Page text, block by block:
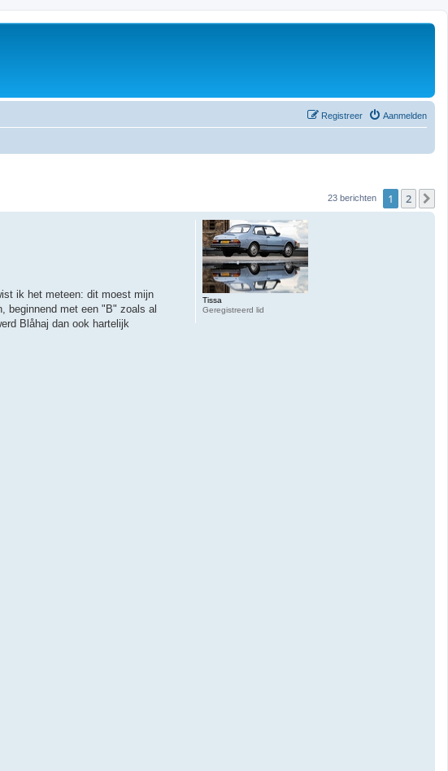
Aanmelden
Registreer
23 berichten 1 2
Tissa
Geregistreerd lid
ik het meteen: dit moest mijn
beginnend met een "B" zoals al
Blåhaj dan ook hartelijk